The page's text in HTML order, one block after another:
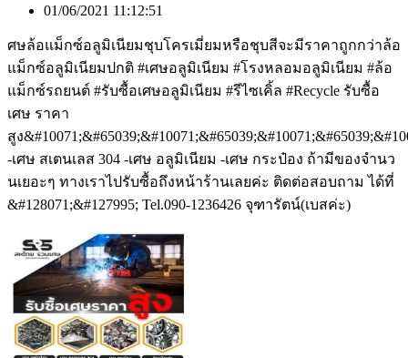
01/06/2021 11:12:51
ศษล้อแม็กซ์อลูมิเนียมชุบโครเมี่ยมหรือชุบสีจะมีราคาถูกกว่าล้อ
แม็กซ์อลูมิเนียมปกติ #เศษอลูมิเนียม #โรงหลอมอลูมิเนียม #ล้อ
แม็กซ์รถยนต์ #รับซื้อเศษอลูมิเนียม #รีไซเคิ้ล #Recycle รับซื้อ
เศษ ราคา
สูง
-เศษ สเตนเลส 304 -เศษ อลูมิเนียม -เศษ กระป๋อง ถ้ามีของจำนว
นเยอะๆ ทางเราไปรับซื้อถึงหน้าร้านเลยค่ะ ติดต่อสอบถาม ได้ที่
&#128071;&#127995; Tel.090-1236426 จุฑารัตน์(เบสค่ะ)